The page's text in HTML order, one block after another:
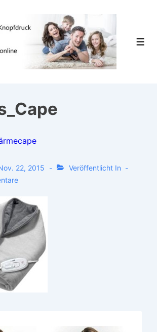
22, 2015
Veröffentlicht In